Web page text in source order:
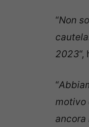
“Non
2023
“
motivo
ancora